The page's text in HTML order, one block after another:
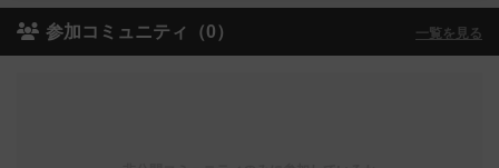
参加コミュニティ（0） 一覧を見る